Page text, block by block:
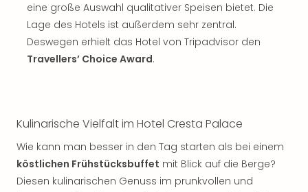
eine große Auswahl qualitativer Speisen bietet. Die
Lage des Hotels ist außerdem sehr zentral.
Deswegen erhielt das Hotel von Tripadvisor den
Travellers’ Choice Award.
Kulinarische Vielfalt im Hotel Cresta Palace
Wie kann man besser in den Tag starten als bei einem
köstlichen Frühstücksbuffet mit Blick auf die Berge?
Diesen kulinarischen Genuss im prunkvollen und